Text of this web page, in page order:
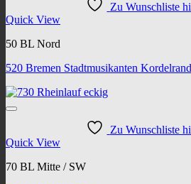
Zu Wunschliste
Quick View
50 BL Nord
520 Bremen Stadtmusikanten Kordelrand
Zu Wunschliste
Quick View
70 BL Mitte / SW